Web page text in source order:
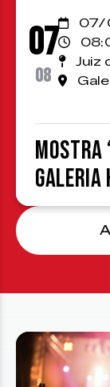
07
08
07/
Juiz
Mostra
Galeria